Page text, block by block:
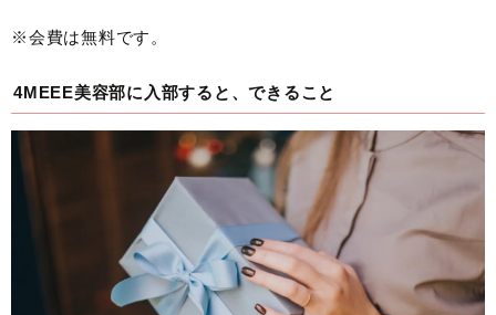
※会費は無料です。
4MEEE美容部に入部すると、できること